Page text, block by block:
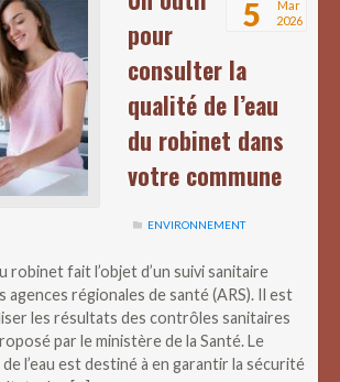
5
Mar
2026
pour
consulter la
qualité de l’eau
du robinet dans
votre commune
ENVIRONNEMENT
robinet fait l’objet d’un suivi sanitaire
agences régionales de santé (ARS). Il est
les résultats des contrôles sanitaires
par le ministère de la Santé. Le
l’eau est destiné à en garantir la sécurité